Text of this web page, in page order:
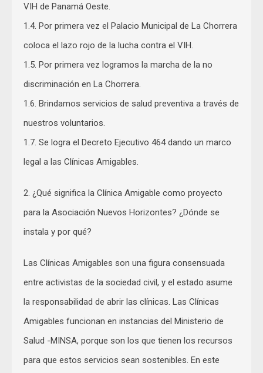
VIH de Panamá Oeste.
1.4. Por primera vez el Palacio Municipal de La Chorrera
coloca el lazo rojo de la lucha contra el VIH.
1.5. Por primera vez logramos la marcha de la no
discriminación en La Chorrera.
1.6. Brindamos servicios de salud preventiva a través de
nuestros voluntarios.
1.7. Se logra el Decreto Ejecutivo 464 dando un marco
legal a las Clínicas Amigables.
2. ¿Qué significa la Clínica Amigable como proyecto
para la Asociación Nuevos Horizontes? ¿Dónde se
instala y por qué?
Las Clínicas Amigables son una figura consensuada
entre activistas de la sociedad civil, y el estado asume
la responsabilidad de abrir las clínicas. Las Clínicas
Amigables funcionan en instancias del Ministerio de
Salud -MINSA, porque son los que tienen los recursos
para que estos servicios sean sostenibles. En este